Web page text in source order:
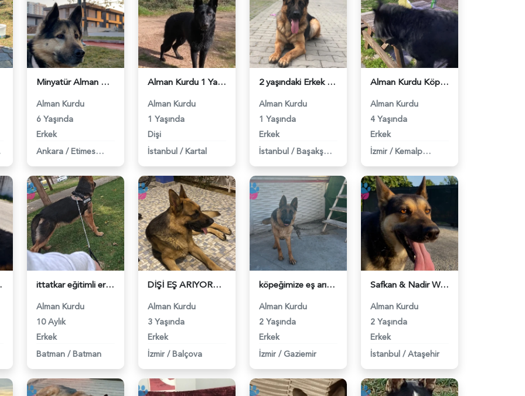
Minyatür Alman Kurdu Cinsi Köpeğim Eş Arıyor - 118983344
Alman Kurdu
6 Yaşında
Erkek
Ankara / Etimesgut
Alman Kurdu 1 Yaşında Köpeğim Eş Arıyor - 118983315
Alman Kurdu
1 Yaşında
Dişi
İstanbul / Kartal
2 yaşındaki Erkek Alman Kurdu Köpeğimiz için Dişi Eş Arıyoruz! - 118983206
Alman Kurdu
1 Yaşında
Erkek
İstanbul / Başakşehir
Alman Kurdu Köpeğime Eş arıyorum - 118981493
Alman Kurdu
4 Yaşında
Erkek
İzmir / Kemalpaşa
ittatkar eğitimli erkek k9 - 118980608
Alman Kurdu
10 Aylık
Erkek
Batman / Batman
DİŞİ EŞ ARIYORUM - 118979460
Alman Kurdu
3 Yaşında
Erkek
İzmir / Balçova
köpeğimize eş arıyoruz - 118979121
Alman Kurdu
2 Yaşında
Erkek
İzmir / Gaziemir
Safkan & Nadir Working Line GSD Ares'imize Dişi Eş Arıyoruz. - 118978226
Alman Kurdu
2 Yaşında
Erkek
İstanbul / Ataşehir